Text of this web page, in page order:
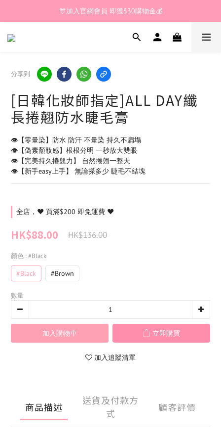
🎊加入官網會員 即獲$30購物金💰
🎊加入官網會員 即獲$30購物金💰
分享到
[日韓化妝師指定]ALL DAY纖
長捲翹防水睫毛膏
👁️【零暈染】防水 防汗 不暈染 持久不扁塌
👁️【偽素顏妝感】根根分明 一秒放大雙眼
👁️【完美持久捲翹力】 自然捲翹一整天
👁️【新手easy上手】 無論搽多少 睫毛不結塊
全店，❤️ 買滿$200 即免運費 ❤️
HK$88.00 HK$136.00
顏色 : #Black
#Black #Brown
數量
加入購物車 立即購買
加入追蹤清單
商品描述
送貨及付款方
式
顧客評價